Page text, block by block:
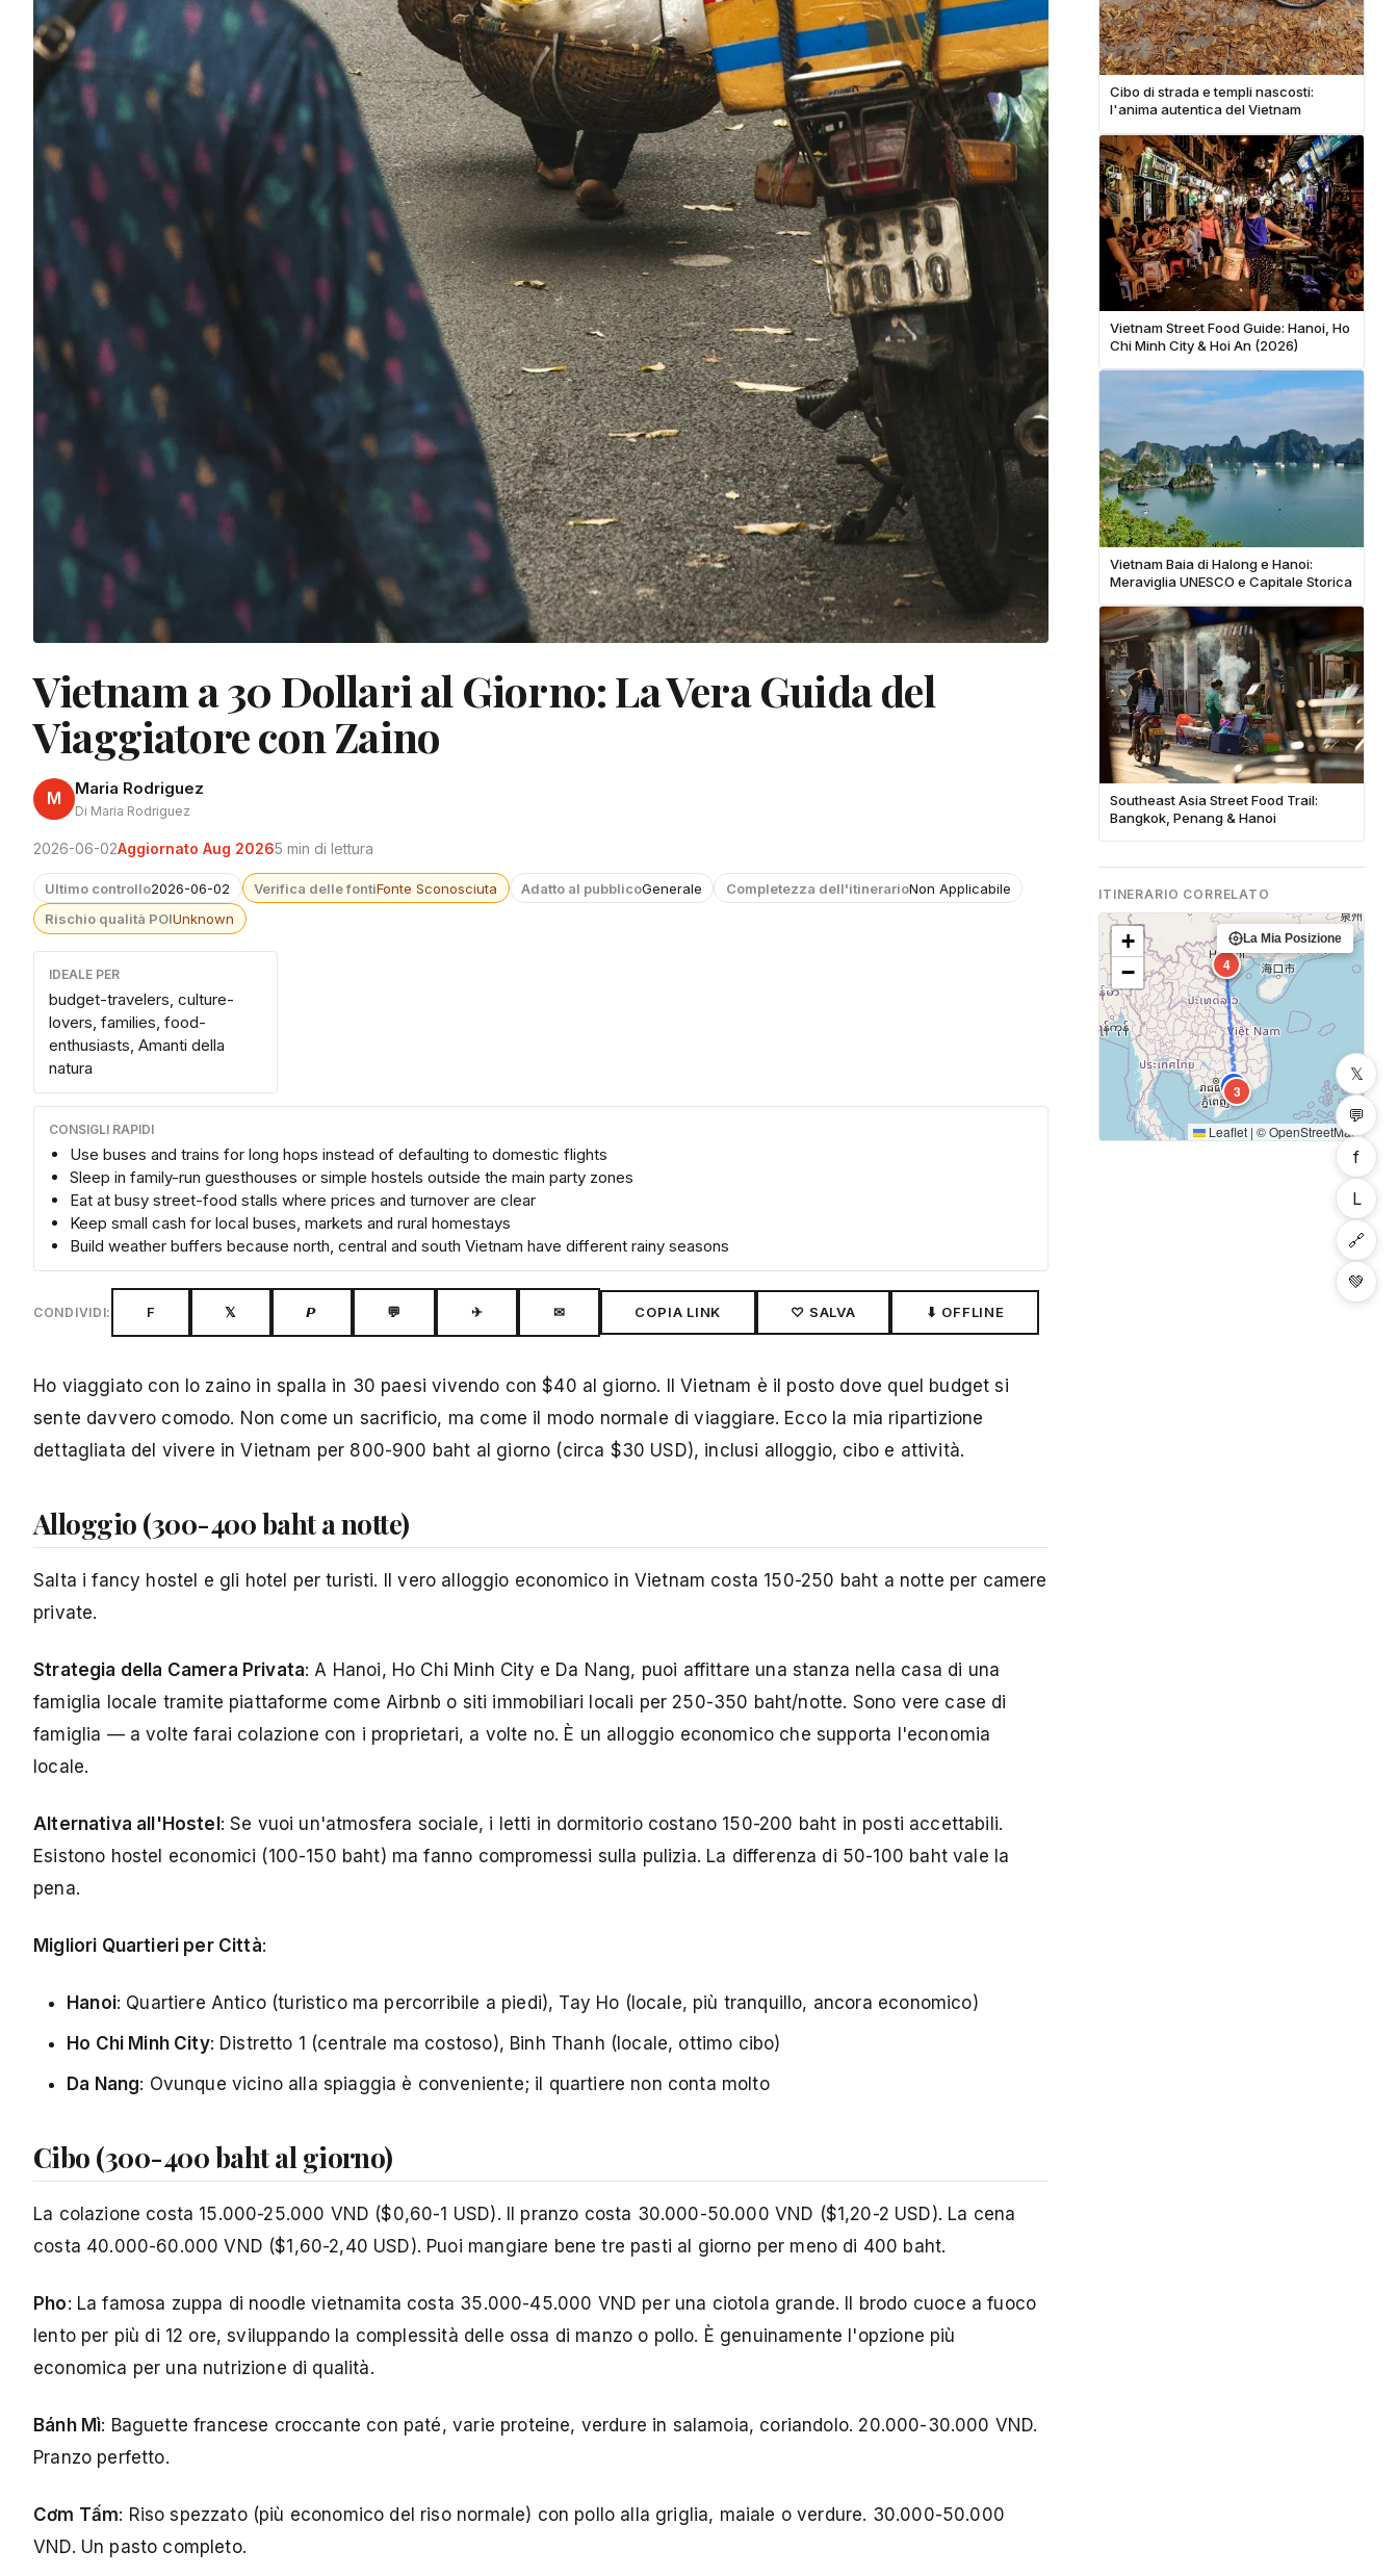
Vietnam a 30 Dollari al Giorno: La Vera Guida del
Viaggiatore con Zaino
M Maria Rodriguez
Di Maria Rodriguez
2026-06-02Aggiornato Aug 20265 min di lettura
Ultimo controllo2026-06-02 Verifica delle fontiFonte Sconosciuta Adatto al pubblicoGenerale Completezza dell'itinerarioNon Applicabile
Rischio qualità POIUnknown
IDEALE PER
budget-travelers, culture-
lovers, families, food-
enthusiasts, Amanti della
natura
CONSIGLI RAPIDI
Use buses and trains for long hops instead of defaulting to domestic flights
Sleep in family-run guesthouses or simple hostels outside the main party zones
Eat at busy street-food stalls where prices and turnover are clear
Keep small cash for local buses, markets and rural homestays
Build weather buffers because north, central and south Vietnam have different rainy seasons
CONDIVIDI: F 𝕏 𝙋 💬 ✈ ✉ COPIA LINK ♡ SALVA ⬇ OFFLINE
Ho viaggiato con lo zaino in spalla in 30 paesi vivendo con $40 al giorno. Il Vietnam è il posto dove quel budget si
sente davvero comodo. Non come un sacrificio, ma come il modo normale di viaggiare. Ecco la mia ripartizione
dettagliata del vivere in Vietnam per 800-900 baht al giorno (circa $30 USD), inclusi alloggio, cibo e attività.
Alloggio (300-400 baht a notte)
Salta i fancy hostel e gli hotel per turisti. Il vero alloggio economico in Vietnam costa 150-250 baht a notte per camere
private.
Strategia della Camera Privata: A Hanoi, Ho Chi Minh City e Da Nang, puoi affittare una stanza nella casa di una
famiglia locale tramite piattaforme come Airbnb o siti immobiliari locali per 250-350 baht/notte. Sono vere case di
famiglia — a volte farai colazione con i proprietari, a volte no. È un alloggio economico che supporta l'economia
locale.
Alternativa all'Hostel: Se vuoi un'atmosfera sociale, i letti in dormitorio costano 150-200 baht in posti accettabili.
Esistono hostel economici (100-150 baht) ma fanno compromessi sulla pulizia. La differenza di 50-100 baht vale la
pena.
Migliori Quartieri per Città:
Hanoi: Quartiere Antico (turistico ma percorribile a piedi), Tay Ho (locale, più tranquillo, ancora economico)
Ho Chi Minh City: Distretto 1 (centrale ma costoso), Binh Thanh (locale, ottimo cibo)
Da Nang: Ovunque vicino alla spiaggia è conveniente; il quartiere non conta molto
Cibo (300-400 baht al giorno)
La colazione costa 15.000-25.000 VND ($0,60-1 USD). Il pranzo costa 30.000-50.000 VND ($1,20-2 USD). La cena
costa 40.000-60.000 VND ($1,60-2,40 USD). Puoi mangiare bene tre pasti al giorno per meno di 400 baht.
Pho: La famosa zuppa di noodle vietnamita costa 35.000-45.000 VND per una ciotola grande. Il brodo cuoce a fuoco
lento per più di 12 ore, sviluppando la complessità delle ossa di manzo o pollo. È genuinamente l'opzione più
economica per una nutrizione di qualità.
Bánh Mì: Baguette francese croccante con paté, varie proteine, verdure in salamoia, coriandolo. 20.000-30.000 VND.
Pranzo perfetto.
Cơm Tấm: Riso spezzato (più economico del riso normale) con pollo alla griglia, maiale o verdure. 30.000-50.000
VND. Un pasto completo.
Cibo di strada e templi nascosti:
l'anima autentica del Vietnam
Vietnam Street Food Guide: Hanoi, Ho
Chi Minh City & Hoi An (2026)
Vietnam Baia di Halong e Hanoi:
Meraviglia UNESCO e Capitale Storica
Southeast Asia Street Food Trail:
Bangkok, Penang & Hanoi
ITINERARIO CORRELATO
1
23
4
+
−
La Mia Posizione
Leaflet | ©OpenStreetMap
𝕏
💬
f
L
🔗
💚